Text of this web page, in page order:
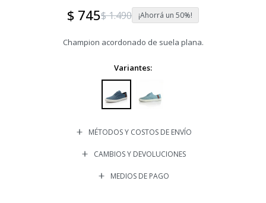
$ 745$1.490 50
Champion acordonado de suela plana.
Variantes:
MÉTODOS Y COSTOS DE ENVÍO
CAMBIOS Y DEVOLUCIONES
MEDIOS DE PAGO